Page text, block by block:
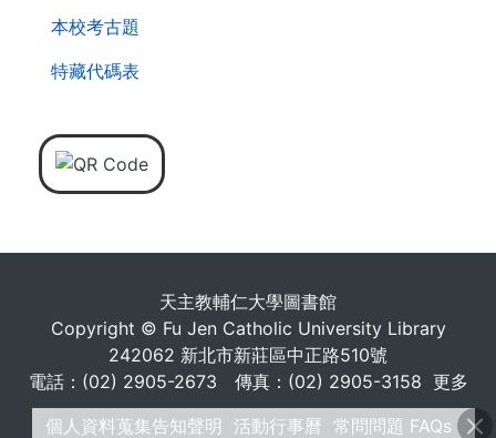
本校考古題
特藏代碼表
天主教輔仁大學圖書館
Copyright © Fu Jen Catholic University Library
242062 新北市新莊區中正路510號
電話：(02) 2905-2673 傳真：(02) 2905-3158 更多
個人資料蒐集告知聲明
活動行事曆 常問問題 FAQs